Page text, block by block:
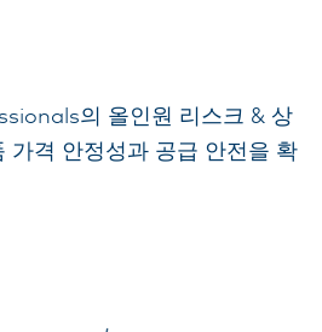
의 올인원 리스크 & 상
가격 안정성과 공급 안전을 확